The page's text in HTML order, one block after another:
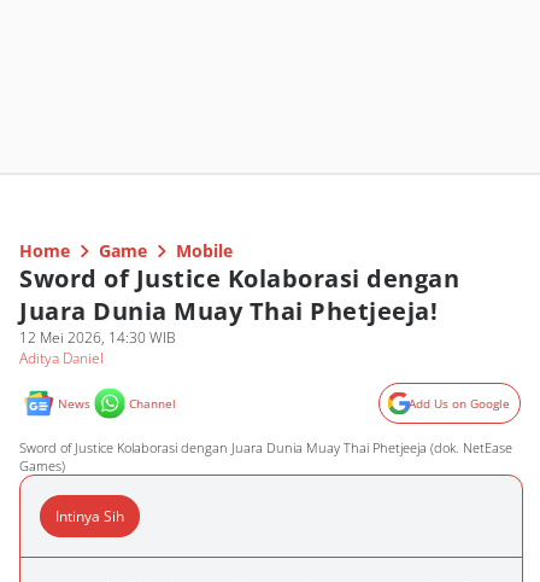
Home Game Mobile
Sword of Justice Kolaborasi dengan
Juara Dunia Muay Thai Phetjeeja!
12 Mei 2026, 14:30 WIB
Aditya Daniel
News Channel Add Us on Google
Sword of Justice Kolaborasi dengan Juara Dunia Muay Thai Phetjeeja (dok. NetEase
Games)
Intinya Sih